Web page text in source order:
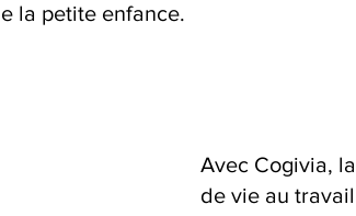
la petite enfance.
Avec Cogivia,
de vie au